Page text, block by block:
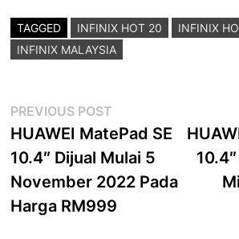
TAGGED INFINIX HOT 20
INFINIX
INFINIX MALAYSIA
Post
navigation
PREVIOUS POST
post:
HUAWEI MatePad SE
10.4″ Dijual Mulai 5
November 2022 Pada
Harga RM999